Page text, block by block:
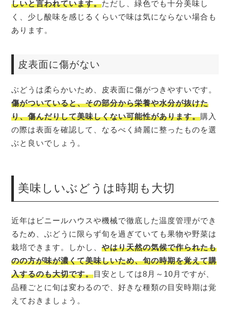
しいと言われています。ただし、緑色でも十分美味し
く、少し酸味を感じるくらいで味は気にならない場合も
あります。
皮表面に傷がない
ぶどうは柔らかいため、皮表面に傷がつきやすいです。
傷がついていると、その部分から栄養や水分が抜けた
り、傷んだりして美味しくない可能性があります。購入
の際は表面を確認して、なるべく綺麗に整ったものを選
ぶと良いでしょう。
美味しいぶどうは時期も大切
近年はビニールハウスや機械で徹底した温度管理ができ
るため、ぶどうに限らず旬を過ぎていても果物や野菜は
栽培できます。しかし、やはり天然の気候で作られたも
のの方が味が濃くて美味しいため、旬の時期を覚えて購
入するのも大切です。目安としては8月～10月ですが、
品種ごとに旬は変わるので、好きな種類の目安時期は覚
えておきましょう。